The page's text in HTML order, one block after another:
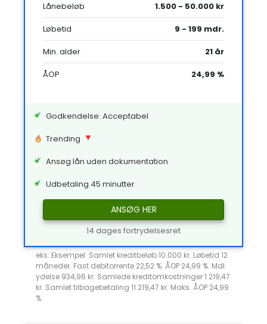
Lånebeløb
1.500 - 50.000 kr
Løbetid
9 - 199 mdr.
Min. alder
21 år
ÅOP
24,99 %
Godkendelse: Acceptabel
Trending
Ansøg lån uden dokumentation
Udbetaling 45 minutter
ANSØG HER
14 dages fortrydelsesret
eks: Eksempel: Samlet kreditbeløb 10.000 kr. Løbetid 12
måneder. Fast debitorrente 22,52 %. ÅOP 24,99 %. Mdl.
ydelse 934,96 kr. Samlede kreditomkostninger 1.219,47
kr. Samlet tilbagebetaling 11.219,47 kr. Maks. ÅOP 24,99
%.